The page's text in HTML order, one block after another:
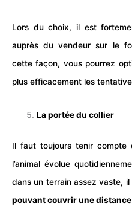
Lors du choix, il est
auprès du vendeur sur le
cette façon, vous pourrez
plus efficacement les
La portée du collier
Il faut toujours tenir compte
l’animal évolue
dans un terrain assez vaste,
pouvant couvrir une distance